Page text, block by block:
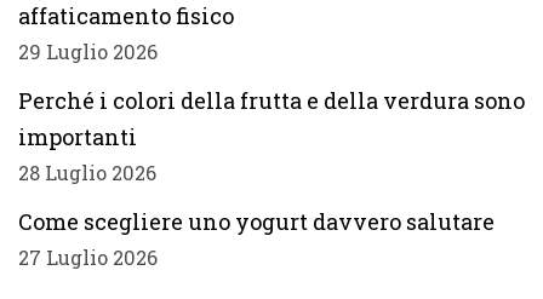
affaticamento fisico
29 Luglio 2026
Perché i colori della frutta e della verdura sono
importanti
28 Luglio 2026
Come scegliere uno yogurt davvero salutare
27 Luglio 2026